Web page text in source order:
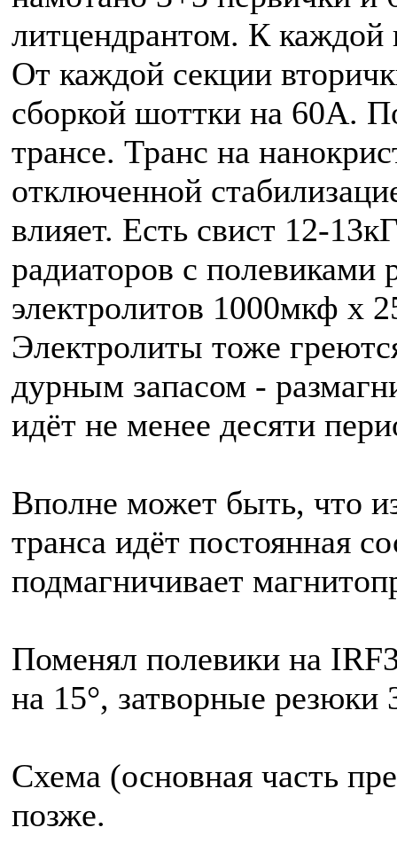
литцендрантом. К каждой
От каждой секции
сборкой шоттки на 60А.
трансе. Транс на
отключенной
влияет. Есть свист 12-
радиаторов с полевиками
электролитов 1000мкф х
Электролиты тоже
дурным запасом -
идёт не менее десяти
Вполне может быть, что
транса идёт постоянная
подмагничивает
Поменял полевики на
на 15°, затворные
Схема (основная часть
позже.